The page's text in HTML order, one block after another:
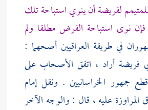
لفريضة أن ينوي استباحة تلك
فإن نوى استباحة الفرض مطلقا ولم
في طريقة العراقيين أصحهما :
فريضة أراد ، اتفق الأصحاب على
جمهور الخراسانيين . ونقلإمام
المراوزة عليه ، قال : والوجه الآخر